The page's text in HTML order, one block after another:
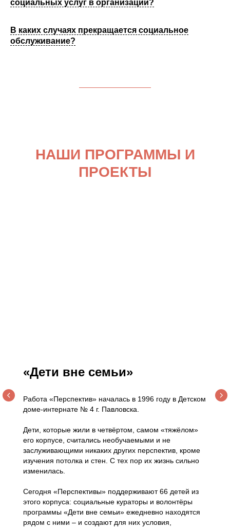
социальных услуг в организации?
В каких случаях прекращается социальное
обслуживание?
НАШИ ПРОГРАММЫ И
ПРОЕКТЫ
«Дети вне семьи»
Работа «Перспектив» началась в 1996 году в Детском
доме-интернате № 4 г. Павловска.
Дети, которые жили в четвёртом, самом «тяжёлом»
его корпусе, считались необучаемыми и не
заслуживающими никаких других перспектив, кроме
изучения потолка и стен. С тех пор их жизнь сильно
изменилась.
Сегодня «Перспективы» поддерживают 66 детей из
этого корпуса: социальные кураторы и волонтёры
программы «Дети вне семьи» ежедневно находятся
рядом с ними – и создают для них условия,